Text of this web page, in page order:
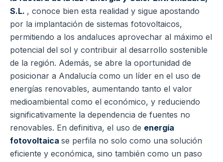
S.L. , conoce bien esta realidad y sigue apostando
por la implantación de sistemas fotovoltaicos,
permitiendo a los andaluces aprovechar al máximo el
potencial del sol y contribuir al desarrollo sostenible
de la región. Además, se abre la oportunidad de
posicionar a Andalucía como un líder en el uso de
energías renovables, aumentando tanto el valor
medioambiental como el económico, y reduciendo
significativamente la dependencia de fuentes no
renovables. En definitiva, el uso de energía
fotovoltaica se perfila no solo como una solución
eficiente y económica, sino también como un paso